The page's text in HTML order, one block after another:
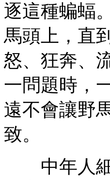
逐這種蝙蝠
馬頭上，直
怒、狂奔、
一問題時，
遠不會讓野
致。
中年人細